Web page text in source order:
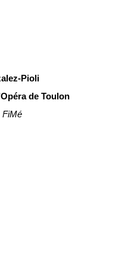
Pioli
de Toulon
FiMé